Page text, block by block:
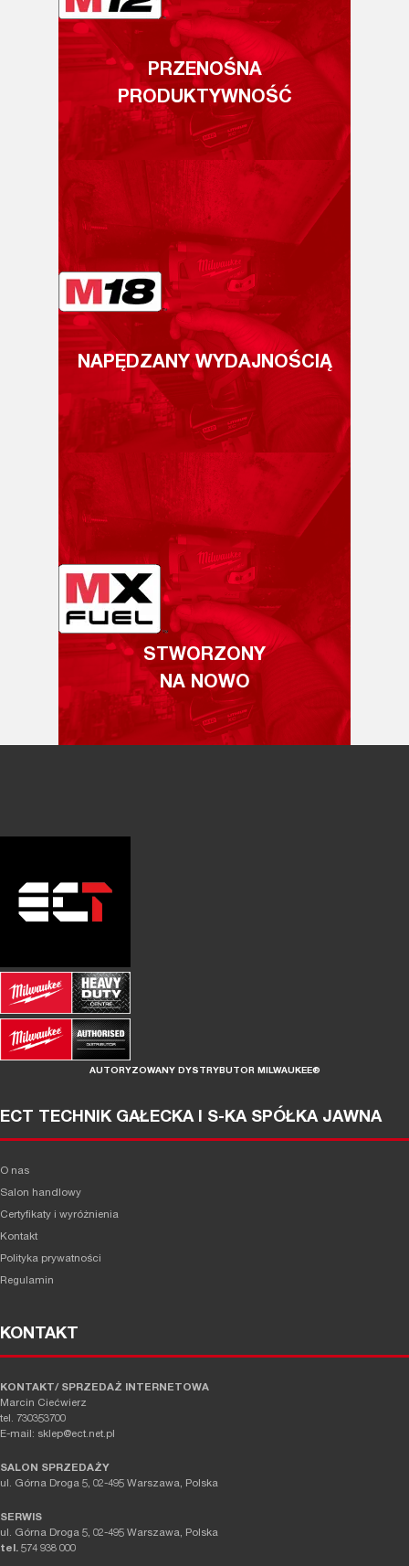
PRZENOŚNA
PRODUKTYWNOŚĆ
NAPĘDZANY WYDAJNOŚCIĄ
STWORZONY
NA NOWO
AUTORYZOWANY DYSTRYBUTOR MILWAUKEE®
ECT TECHNIK GAŁECKA I S-KA SPÓŁKA JAWNA
O nas
Salon handlowy
Certyfikaty i wyróżnienia
Kontakt
Polityka prywatności
Regulamin
KONTAKT
KONTAKT/ SPRZEDAŻ INTERNETOWA
Marcin Ciećwierz
tel. 730353700
E-mail: sklep@ect.net.pl
SALON SPRZEDAŻY
ul. Górna Droga 5, 02-495 Warszawa, Polska
SERWIS
ul. Górna Droga 5, 02-495 Warszawa, Polska
tel. 574 938 000